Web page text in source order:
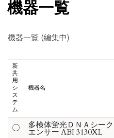
機器一覧
機器一覧 (編集中)
新
共
用
シ
ス
テ
ム
機器名
◯ 多検体蛍光ＤＮＡシーク
エンサー ABI 3130XL